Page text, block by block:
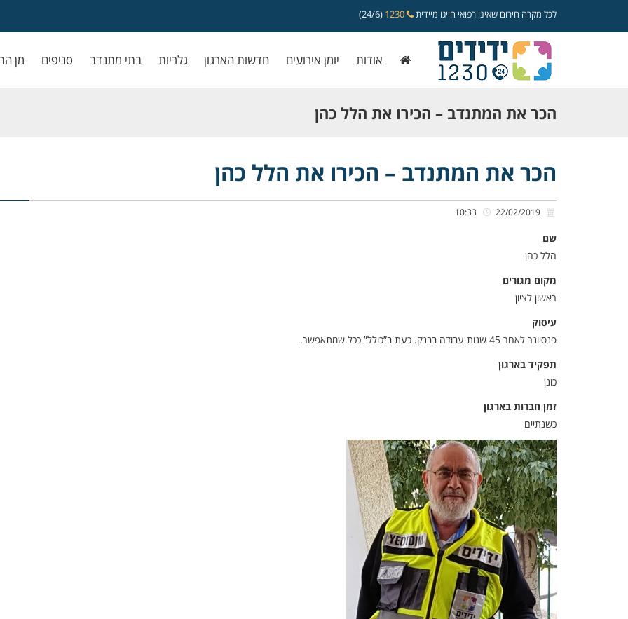
לכל מקרה חירום שאינו רפואי חייגו מיידית (24/6)
אודות יומן אירועים חדשות הארגון גלריות בתי מתנדב סניפים מן
הכר את המתנדב – הכירו את הלל כהן
הכר את המתנדב – הכירו את הלל כהן
שם
הלל כהן
מקום מגורים
ראשון לציון
עיסוק
פנסיונר לאחר 45 שנות עבודה בבנק. כעת ב”כולל” ככל שמתאפשר.
תפקיד בארגון
כונן
זמן חברות בארגון
כשנתיים